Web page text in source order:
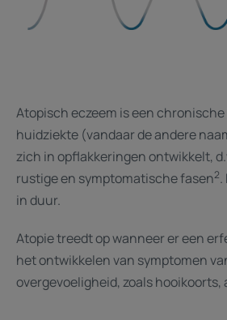
Atopisch eczeem is een
huidziekte (vandaar de andere
zich in opflakkeringen ontwikkelt,
rustige en symptomatische fasen2.
in duur.
Atopie treedt op wanneer er een
het ontwikkelen van symptomen
overgevoeligheid, zoals hooikoorts,